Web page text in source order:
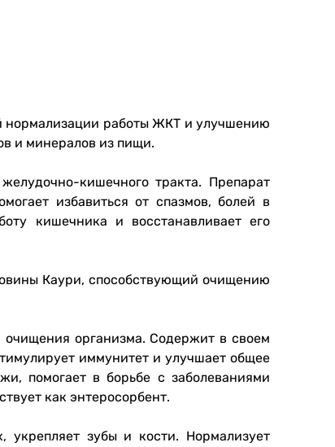
нормализации работы ЖКТ и улучшению
и минералов из пищи.
кишечного тракта. Препарат
избавиться от спазмов, болей в
кишечника и восстанавливает его
Кaури, способствующий очищению
очищения организма. Содержит в своем
иммунитет и улучшает общее
помогает в борьбе с заболеваниями
как энтеросорбент.
укрепляет зубы и кости. Нормализует